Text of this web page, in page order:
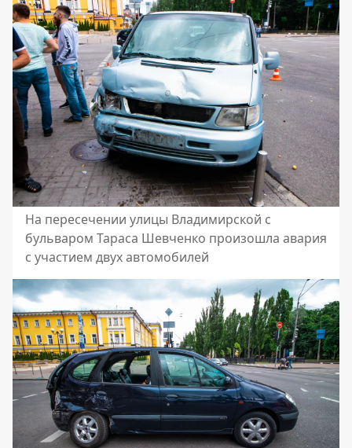
На пересечении улицы Владимирской с
бульваром Тараса Шевченко произошла авария
с участием двух автомобилей